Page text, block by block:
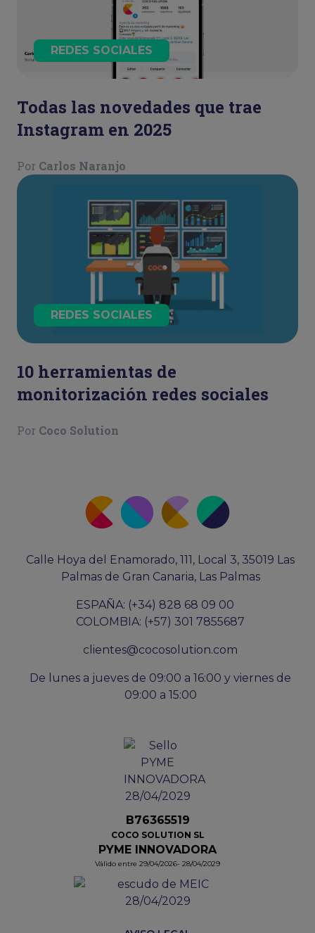
REDES SOCIALES
Todas las novedades que trae
Instagram en 2025
Por Carlos Naranjo
REDES SOCIALES
10 herramientas de
monitorización redes sociales
Por Coco Solution
Calle Hoya del Enamorado, 111, Local 3, 35019 Las
Palmas de Gran Canaria, Las Palmas
ESPAÑA: (+34) 828 68 09 00
COLOMBIA: (+57) 301 7855687
clientes@cocosolution.com
De lunes a jueves de 09:00 a 16:00 y viernes de
09:00 a 15:00
B76365519
COCO SOLUTION SL
PYME INNOVADORA
Válido entre 29/04/2026- 28/04/2029